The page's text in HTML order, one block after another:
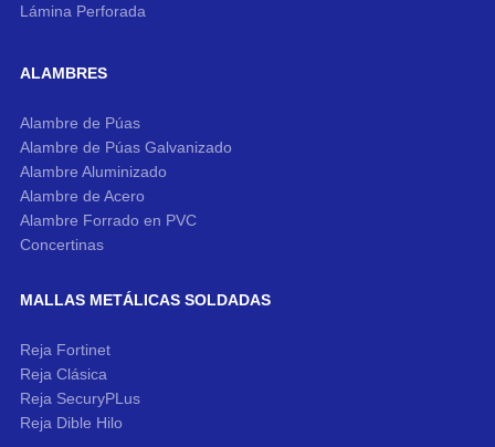
Lámina Perforada
ALAMBRES
Alambre de Púas
Alambre de Púas Galvanizado
Alambre Aluminizado
Alambre de Acero
Alambre Forrado en PVC
Concertinas
MALLAS METÁLICAS SOLDADAS
Reja Fortinet
Reja Clásica
Reja SecuryPLus
Reja Dible Hilo